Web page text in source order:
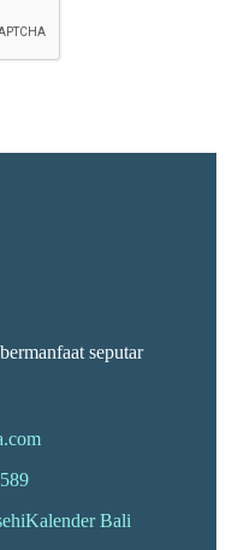
seputar
Kalender Bali